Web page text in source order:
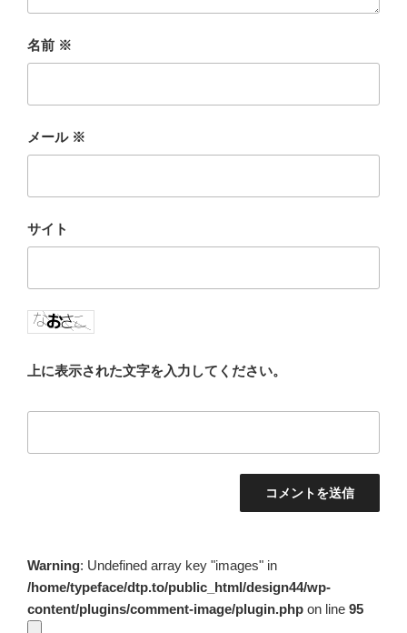
名前 ※
メール ※
サイト
上に表示された文字を入力してください。
Warning: Undefined array key "images" in
/home/typeface/dtp.to/public_html/design44/wp-
content/plugins/comment-image/plugin.php on line 95